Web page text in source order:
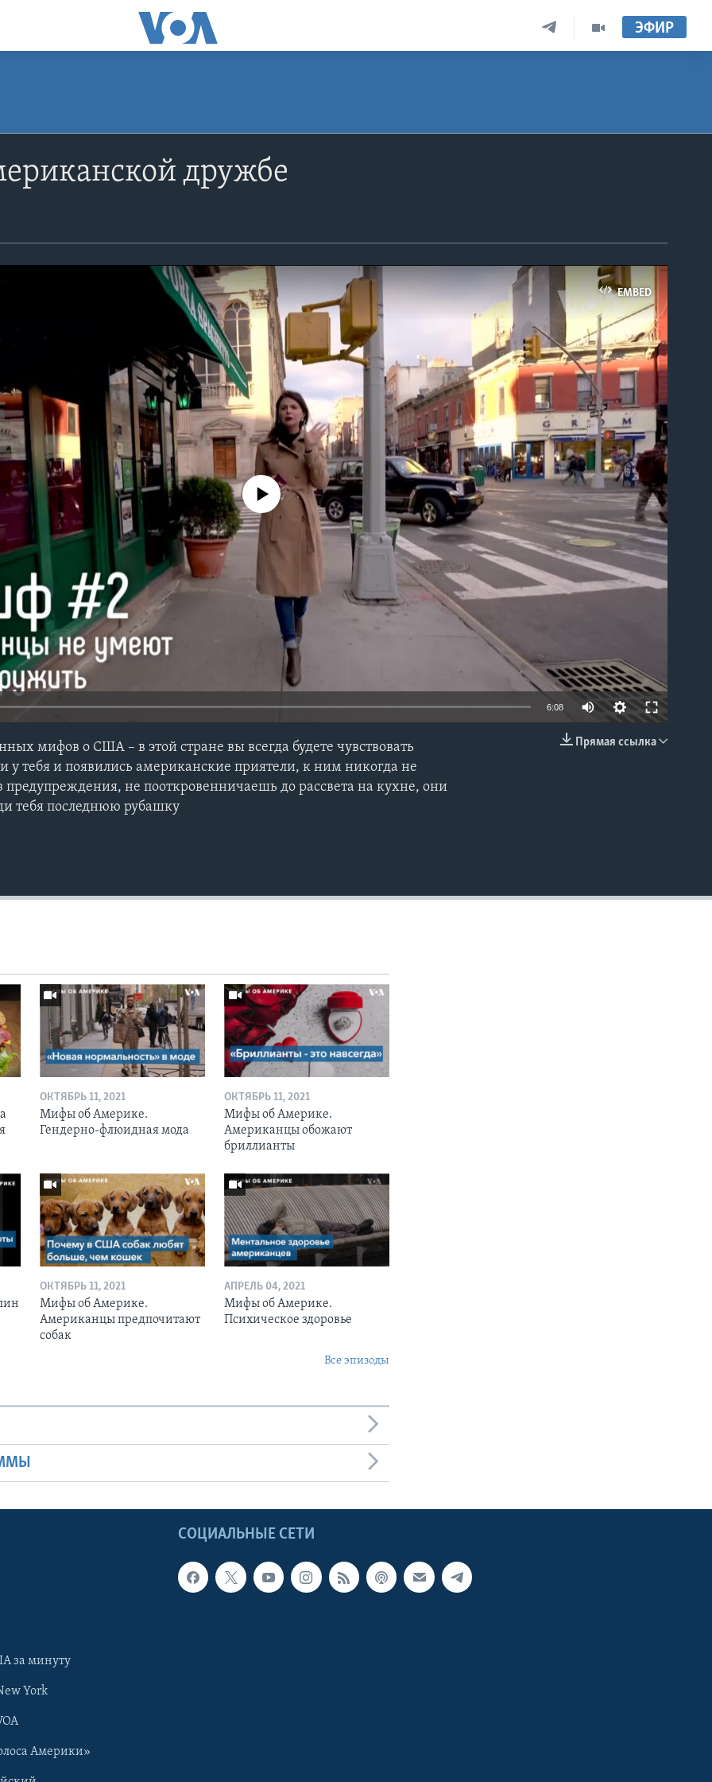
ЭФИР
дружбе
EMBED
No media source currently available
6:08
Прямая ссылка
мифов о США – в этой стране вы всегда будете чувствовать
у тебя и появились американские приятели, к ним никогда не
предупреждения, не пооткровенничаешь до рассвета на кухне, они
тебя последнюю рубашку
ОКТЯБРЬ 11, 2021
Мифы об Америке.
Гендерно-флюидная мода
ОКТЯБРЬ 11, 2021
Мифы об Америке.
Американцы обожают
бриллианты
ОКТЯБРЬ 11, 2021
Мифы об Америке.
Американцы предпочитают
собак
АПРЕЛЬ 04, 2021
Мифы об Америке.
Психическое здоровье
Все эпизоды
СОЦИАЛЬНЫЕ СЕТИ
за минуту
York
Америки»